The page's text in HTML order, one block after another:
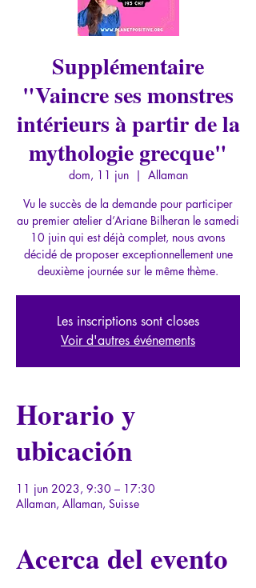
Supplémentaire
"Vaincre ses monstres
intérieurs à partir de la
mythologie grecque"
dom, 11 jun
  |
Allaman
Vu le succès de la demande pour participer
au premier atelier d’Ariane Bilheran le samedi
10 juin qui est déjà complet, nous avons
décidé de proposer exceptionnellement une
deuxième journée sur le même thème.
Les inscriptions sont closes
Voir d'autres événements
Horario y
ubicación
11 jun 2023, 9:30 – 17:30
Allaman, Allaman, Suisse
Acerca del evento